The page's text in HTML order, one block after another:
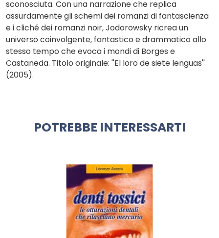
sconosciuta. Con una narrazione che replica
assurdamente gli schemi dei romanzi di fantascienza
e i cliché dei romanzi noir, Jodorowsky ricrea un
universo coinvolgente, fantastico e drammatico allo
stesso tempo che evoca i mondi di Borges e
Castaneda. Titolo originale: ''El loro de siete lenguas''
(2005).
POTREBBE INTERESSARTI